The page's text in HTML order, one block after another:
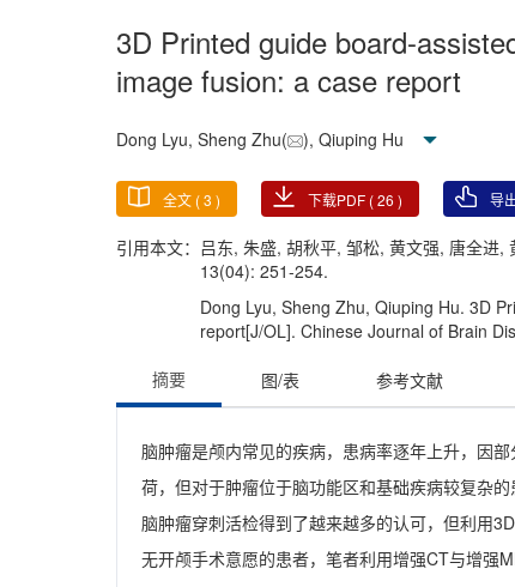
3D Printed guide board-
image fusion: a case report
Dong Lyu, Sheng Zhu( ), Qiuping Hu
全文 (3 ) 下载PDF (26 ) 导
引用本文： 吕东, 朱盛, 胡秋平, 邹松, 黄文强, 唐全进
13(04): 251-254.
Dong Lyu, Sheng Zhu, Qiuping Hu. 3D
report[J/OL]. Chinese Journal of Brain
摘要
图/表 参考文献
脑肿瘤是颅内常见的疾病，患病率逐年上升，因
荷，但对于肿瘤位于脑功能区和基础疾病较复杂
脑肿瘤穿刺活检得到了越来越多的认可，但利用
无开颅手术意愿的患者，笔者利用增强CT与增强